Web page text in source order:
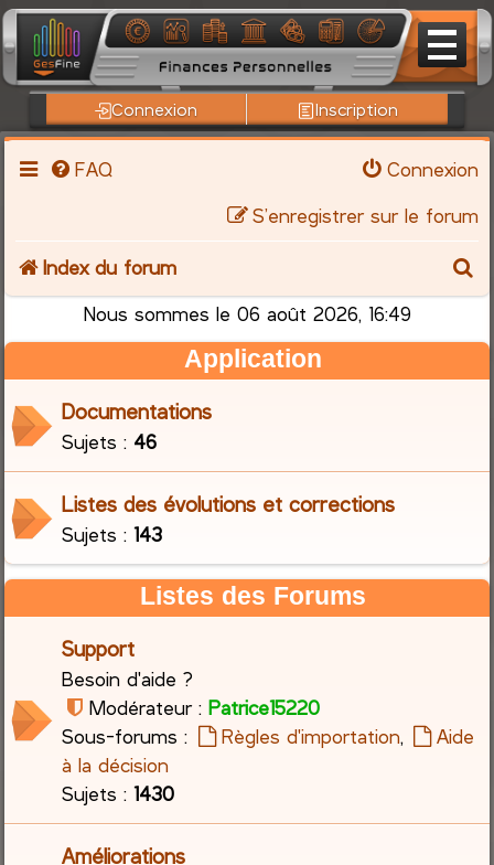
Connexion Inscription
FAQ
Connexion
S’enregistrer sur le forum
Index du forum
h
Nous sommes le 06 août 2026, 16:49
Application
Documentations
Sujets : 46
Listes des évolutions et corrections
Sujets :143
Listes des Forums
Support
Besoin d'aide ?
Modérateur : Patrice15220
Sous-forums :
Règles d'importation,
Aide
à la décision
Sujets :1430
Améliorations